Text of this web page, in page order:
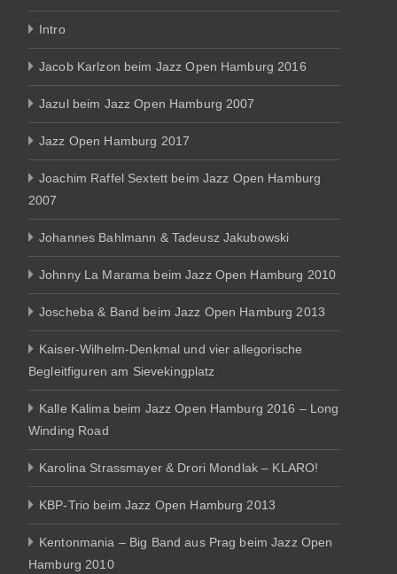
Intro
Jacob Karlzon beim Jazz Open Hamburg 2016
Jazul beim Jazz Open Hamburg 2007
Jazz Open Hamburg 2017
Joachim Raffel Sextett beim Jazz Open Hamburg
2007
Johannes Bahlmann & Tadeusz Jakubowski
Johnny La Marama beim Jazz Open Hamburg 2010
Joscheba & Band beim Jazz Open Hamburg 2013
Kaiser-Wilhelm-Denkmal und vier allegorische
Begleitfiguren am Sievekingplatz
Kalle Kalima beim Jazz Open Hamburg 2016 – Long
Winding Road
Karolina Strassmayer & Drori Mondlak – KLARO!
KBP-Trio beim Jazz Open Hamburg 2013
Kentonmania – Big Band aus Prag beim Jazz Open
Hamburg 2010